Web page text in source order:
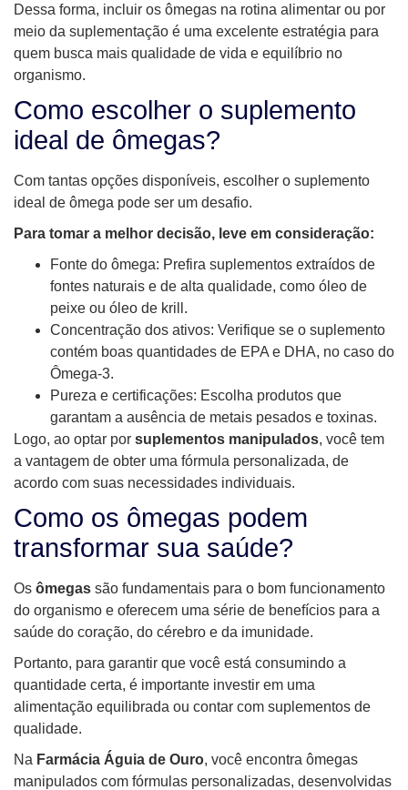
Dessa forma, incluir os ômegas na rotina alimentar ou por
meio da suplementação é uma excelente estratégia para
quem busca mais qualidade de vida e equilíbrio no
organismo.
Como escolher o suplemento
ideal de ômegas?
Com tantas opções disponíveis, escolher o suplemento
ideal de ômega pode ser um desafio.
Para tomar a melhor decisão, leve em consideração:
Fonte do ômega: Prefira suplementos extraídos de
fontes naturais e de alta qualidade, como óleo de
peixe ou óleo de krill.
Concentração dos ativos: Verifique se o suplemento
contém boas quantidades de EPA e DHA, no caso do
Ômega-3.
Pureza e certificações: Escolha produtos que
garantam a ausência de metais pesados e toxinas.
Logo, ao optar por suplementos manipulados, você tem
a vantagem de obter uma fórmula personalizada, de
acordo com suas necessidades individuais.
Como os ômegas podem
transformar sua saúde?
Os ômegas são fundamentais para o bom funcionamento
do organismo e oferecem uma série de benefícios para a
saúde do coração, do cérebro e da imunidade.
Portanto, para garantir que você está consumindo a
quantidade certa, é importante investir em uma
alimentação equilibrada ou contar com suplementos de
qualidade.
Na Farmácia Águia de Ouro, você encontra ômegas
manipulados com fórmulas personalizadas, desenvolvidas